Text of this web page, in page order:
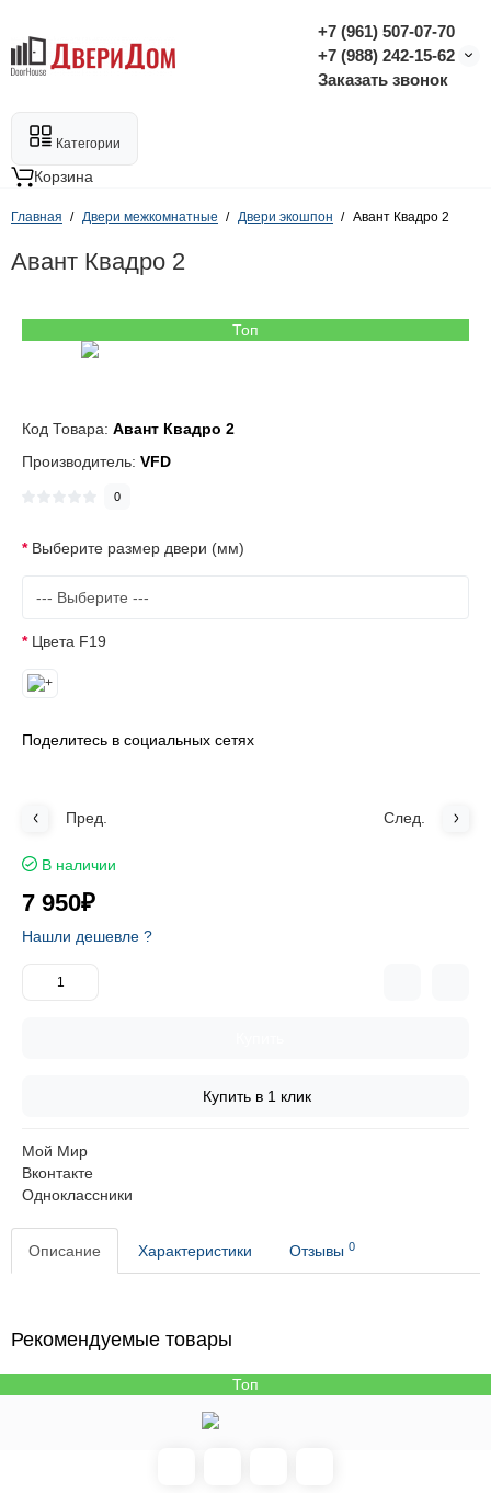
+7 (961) 507-07-70
+7 (988) 242-15-62
Заказать звонок
Категории
Корзина
Главная Двери межкомнатные Двери экошпон Авант Квадро 2
Авант Квадро 2
Топ
Код Товара: Авант Квадро 2
Производитель: VFD
0
Выберите размер двери (мм)
Цвета F19
Поделитесь в социальных сетях
Пред. След.
В наличии
7 950₽
Нашли дешевле ?
Купить в 1 клик
Мой Мир
Вконтакте
Одноклассники
Описание Характеристики Отзывы 0
Рекомендуемые товары
Топ